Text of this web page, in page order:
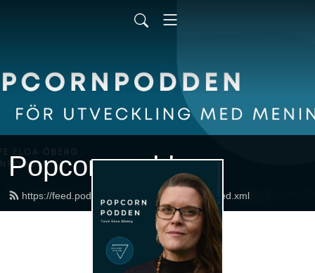
Popcornpodden
https://feed.podbean.com/popcornpodden/feed.xml